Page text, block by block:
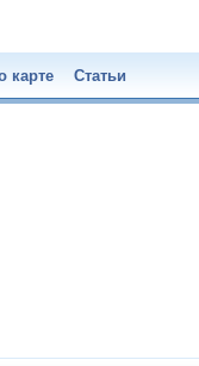
карте Статьи